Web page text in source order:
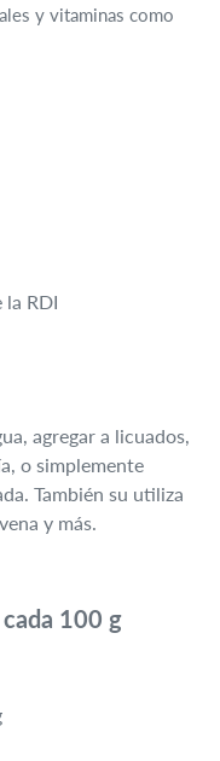
y vitaminas como
la RDI
agregar a licuados,
o simplemente
También su utiliza
y más.
100 g